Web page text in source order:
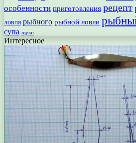
особенности приготовления рецепт
ловля рыбного рыбной ловли
супа щуки
Интересное